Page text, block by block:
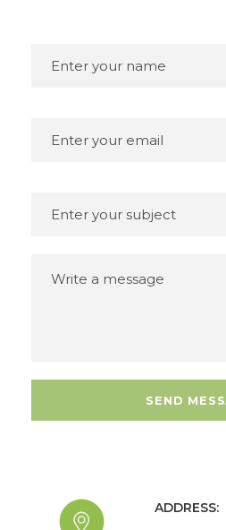
ADDRESS: